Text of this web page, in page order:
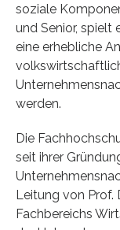
soziale
und Senior, spielt
eine erhebliche
werden.
Die
seit ihrer
Leitung von Prof.
Fachbereichs